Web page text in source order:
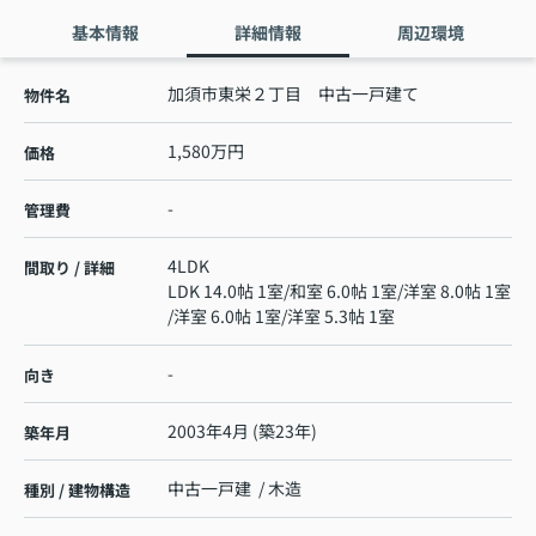
基本情報 詳細情報 周辺環境
物件名 加須市東栄２丁目 中古一戸建て
価格 1,580万円
管理費 -
間取り / 詳細
4LDK
LDK 14.0帖 1室/和室 6.0帖 1室/洋室 8.0帖 1室
/洋室 6.0帖 1室/洋室 5.3帖 1室
向き -
築年月 2003年4月 (築23年)
種別 / 建物構造 中古一戸建 / 木造